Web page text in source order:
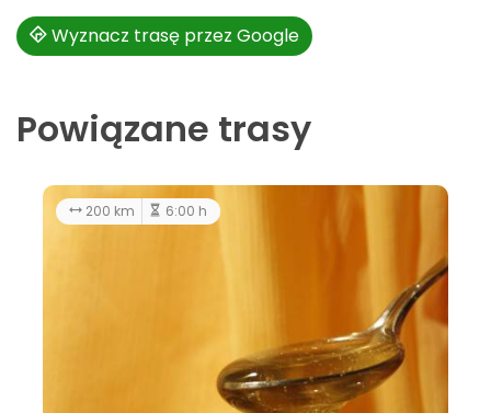
Wyznacz trasę przez Google
Powiązane trasy
30.7 km 3:30 h